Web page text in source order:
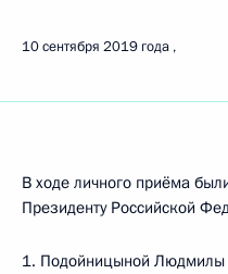
10 сентября 2019 года
В ходе личного приёма
Президенту Российской
1. Подойницыной Людмилы